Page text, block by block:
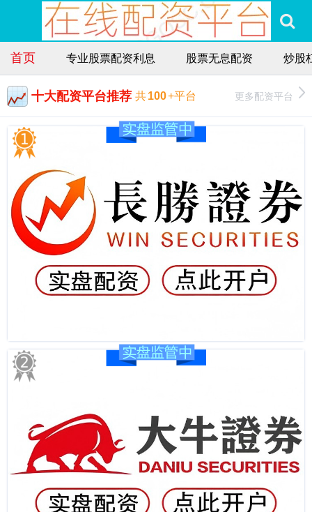
首页 专业股票配资利息 股票无息配资 炒股
十大配资平台推荐 共100+平台 更多配资平台